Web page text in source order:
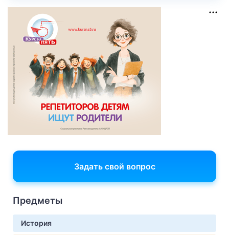
Задать свой вопрос
Предметы
История